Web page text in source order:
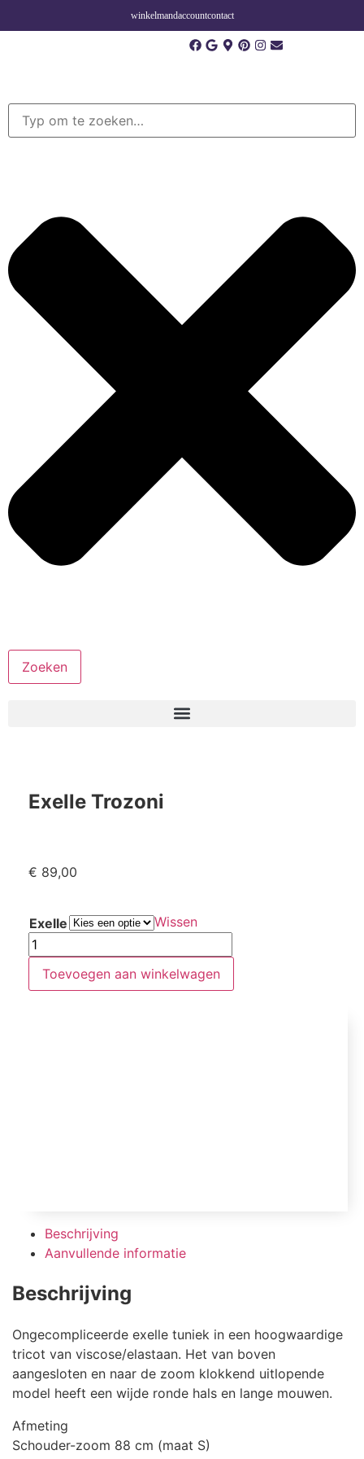
winkelmandaccountcontact
Zoeken
Exelle Trozoni
€ 89,00
Exelle Wissen
Toevoegen aan winkelwagen
Beschrijving
Aanvullende informatie
Beschrijving
Ongecompliceerde exelle tuniek in een hoogwaardige
tricot van viscose/elastaan. Het van boven
aangesloten en naar de zoom klokkend uitlopende
model heeft een wijde ronde hals en lange mouwen.
Afmeting
Schouder-zoom 88 cm (maat S)